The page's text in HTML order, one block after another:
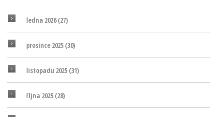
ledna 2026(27)
prosince 2025 (30)
listopadu 2025 (31)
října 2025 (28)